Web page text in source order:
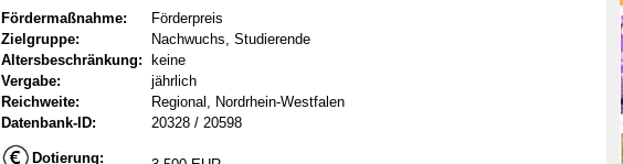
Fördermaßnahme:
Förderpreis
Zielgruppe:
Nachwuchs, Studierende
Altersbeschränkung:
keine
Vergabe:
jährlich
Reichweite:
Regional, Nordrhein-Westfalen
Datenbank-ID:
20328 / 20598
Dotierung: